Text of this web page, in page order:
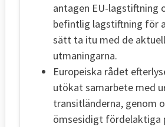
antagen EU-lagstiftning
befintlig lagstiftning för
sätt ta itu med de
utmaningarna.
Europeiska rådet
utökat samarbete med
transitländerna, genom
ömsesidigt fördelaktiga